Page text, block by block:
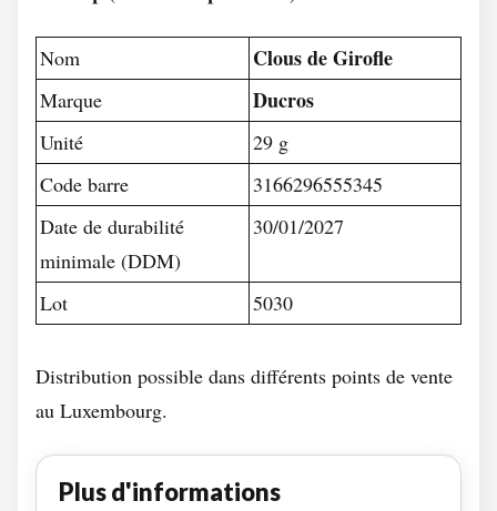
Nom Clous de Girofle
Marque Ducros
Unité
29 g
Code barre
3166296555345
Date de durabilité
minimale (DDM)
30/01/2027
Lot 5030
Distribution possible dans différents points de vente
au Luxembourg.
Plus d'informations